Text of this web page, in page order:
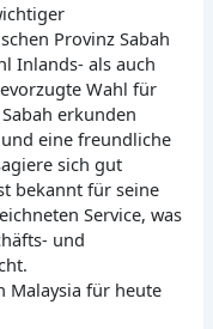
Provinz Sabah
Inlands- als auch
Wahl für
erkunden
und eine freundliche
sich gut
bekannt für seine
Service, was
und
Malaysia für heute